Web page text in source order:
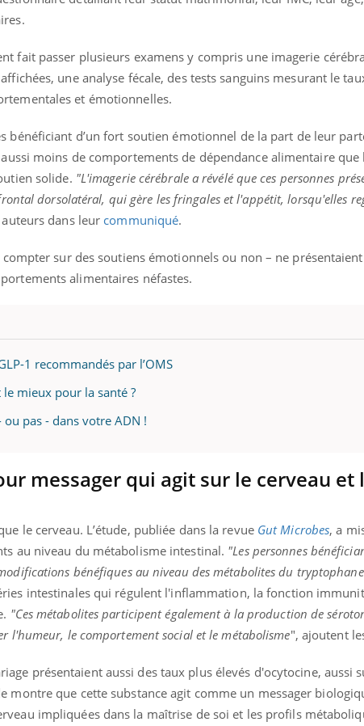
fait passer plusieurs examens y compris une imagerie
une analyse fécale, des tests sanguins mesurant le
et émotionnelles.
bénéficiant d’un fort soutien émotionnel de la part de leur
moins de comportements de dépendance alimentaire
solide. "L'imagerie cérébrale a révélé que ces personnes
dorsolatéral, qui gère les fringales et l'appétit, lorsqu'elles
dans leur communiqué.
sur des soutiens émotionnels ou non – ne présentaient
alimentaires néfastes.
1 recommandés par l’OMS
mieux pour la santé ?
ou pas - dans votre ADN !
messager qui agit sur le cerveau et
le cerveau. L’étude, publiée dans la revue Gut Microbes, a
au niveau du métabolisme intestinal. "Les personnes
bénéfiques au niveau des métabolites du
intestinales qui régulent l'inflammation, la fonction
"Ces métabolites participent également à la production de
l'humeur, le comportement social et le métabolisme", ajoutent
présentaient aussi des taux plus élevés d'ocytocine, aussi
montre que cette substance agit comme un messager
impliquées dans la maîtrise de soi et les profils